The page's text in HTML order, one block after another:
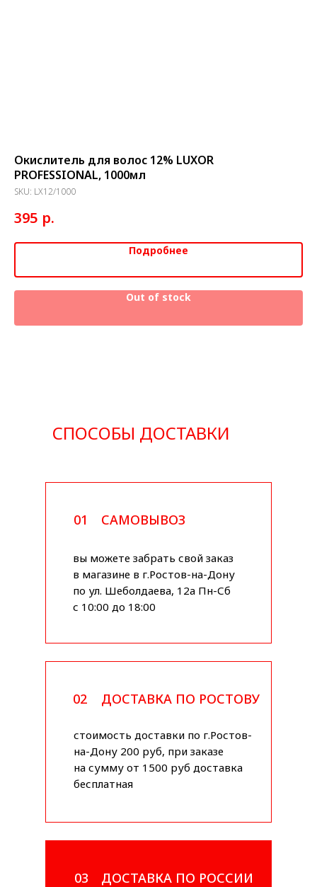
Окислитель для волос 12% LUXOR
PROFESSIONAL, 1000мл
SKU: LX12/1000
395 р.
Подробнее
Out of stock
СПОСОБЫ ДОСТАВКИ
САМОВЫВОЗ
01
вы можете забрать свой заказ
в магазине в г.Ростов-на-Дону
по ул. Шеболдаева, 12а Пн-Сб
с 10:00 до 18:00
ДОСТАВКА ПО РОСТОВУ
02
стоимость доставки по г.Ростов-
на-Дону 200 руб, при заказе
на сумму от 1500 руб доставка
бесплатная
ДОСТАВКА ПО РОССИИ
03